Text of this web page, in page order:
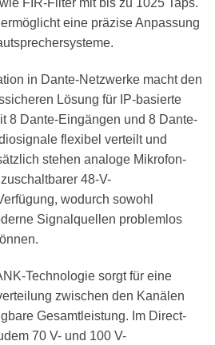
FIR-Filter mit bis zu 1025 Taps.
eine präzise Anpassung
in Dante-Netzwerke macht den
Lösung für IP-basierte
8 Dante-Eingängen und 8 Dante-
flexibel verteilt und
stehen analoge Mikrofon-
48-V-
wodurch sowohl
Signalquellen problemlos
Technologie sorgt für eine
zwischen den Kanälen
Gesamtleistung. Im Direct-
70 V- und 100 V-